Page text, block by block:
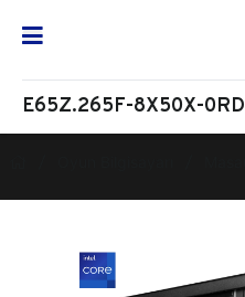
E65Z.265F-8X50X-0RD